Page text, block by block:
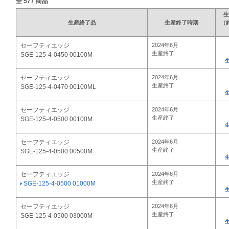
生産終了品 生産終了時期
セーフティエッジ
SGE-125-4-0450 00100M
2024年6月
生産終了
セーフティエッジ
SGE-125-4-0470 00100ML
2024年6月
生産終了
セーフティエッジ
SGE-125-4-0500 00100M
2024年6月
生産終了
セーフティエッジ
SGE-125-4-0500 00500M
2024年6月
生産終了
セーフティエッジ
SGE-125-4-0500 01000M
2024年6月
生産終了
セーフティエッジ
SGE-125-4-0500 03000M
2024年6月
生産終了